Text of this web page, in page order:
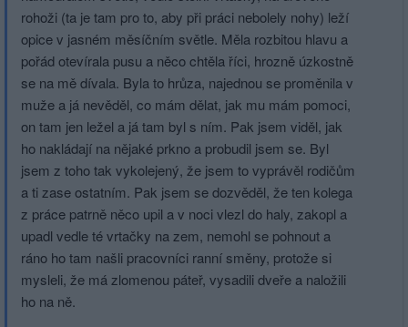
rohoži (ta je tam pro to, aby při práci nebolely nohy) leží
opice v jasném měsíčním světle. Měla rozbitou hlavu a
pořád otevírala pusu a něco chtěla říci, hrozně úzkostně
se na mě dívala. Byla to hrůza, najednou se proměnila v
muže a já nevěděl, co mám dělat, jak mu mám pomoci,
on tam jen ležel a já tam byl s ním. Pak jsem viděl, jak
ho nakládají na nějaké prkno a probudil jsem se. Byl
jsem z toho tak vykolejený, že jsem to vyprávěl rodičům
a ti zase ostatním. Pak jsem se dozvěděl, že ten kolega
z práce patrně něco upil a v noci vlezl do haly, zakopl a
upadl vedle té vrtačky na zem, nemohl se pohnout a
ráno ho tam našli pracovníci ranní směny, protože si
mysleli, že má zlomenou páteř, vysadili dveře a naložili
ho na ně.